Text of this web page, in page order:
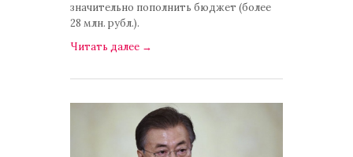
значительно пополнить бюджет (более
28 млн. рубл.).
Читать далее →